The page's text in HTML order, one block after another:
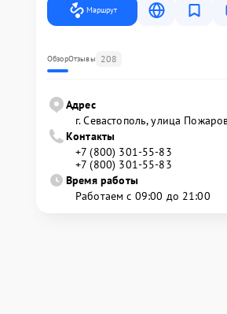
Маршрут
ОбзорОтзывы 208
Адрес
г. Севастополь, улица
Контакты
+7 (800) 301-55-83
+7 (800) 301-55-83
Время работы
Работаем с 09:00 до 21:00